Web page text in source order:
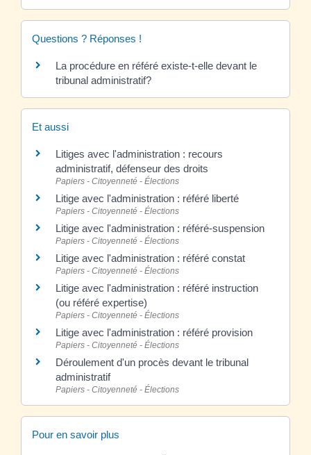
Questions ? Réponses !
La procédure en référé existe-t-elle devant le
tribunal administratif?
Et aussi
Litiges avec l'administration : recours
administratif, défenseur des droits
Papiers - Citoyenneté - Élections
Litige avec l'administration : référé liberté
Papiers - Citoyenneté - Élections
Litige avec l'administration : référé-suspension
Papiers - Citoyenneté - Élections
Litige avec l'administration : référé constat
Papiers - Citoyenneté - Élections
Litige avec l'administration : référé instruction
(ou référé expertise)
Papiers - Citoyenneté - Élections
Litige avec l'administration : référé provision
Papiers - Citoyenneté - Élections
Déroulement d'un procès devant le tribunal
administratif
Papiers - Citoyenneté - Élections
Pour en savoir plus